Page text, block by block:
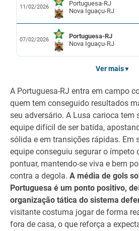
11/02/2026
Portuguesa-RJ
Nova Iguaçu-RJ
07/02/2026
Portuguesa-RJ
Nova Iguaçu-RJ
Ver mais▼
A Portuguesa-RJ entra em campo
quem tem conseguido resultados
seu adversário. A Lusa carioca tem
equipe difícil de ser batida,
sólida e em transições rápidas. Em
equipe conseguiu segurar o ímpeto
pontuar, mantendo-se viva e bem
contra a degola. A média de gols
Portuguesa é um ponto positivo,
organização tática do sistema
visitante costuma jogar de forma
fora de casa, o que reforça a